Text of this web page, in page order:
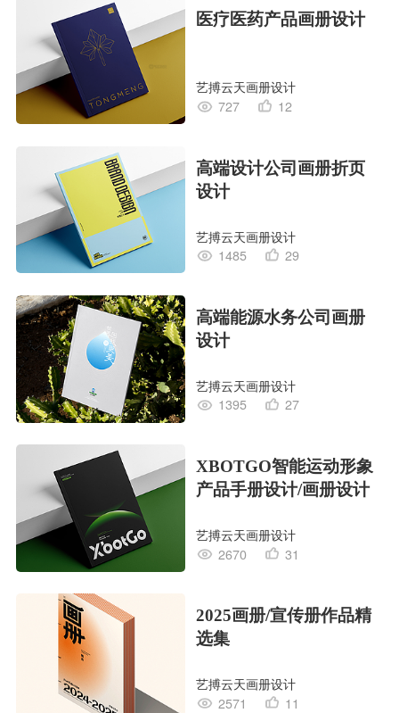
医疗医药产品画册设计
艺搏云天画册设计
727
12
高端设计公司画册折页
设计
艺搏云天画册设计
1485
29
高端能源水务公司画册
设计
艺搏云天画册设计
1395
27
XBOTGO智能运动形象
产品手册设计/画册设计
艺搏云天画册设计
2670
31
2025画册/宣传册作品精
选集
艺搏云天画册设计
2571
11